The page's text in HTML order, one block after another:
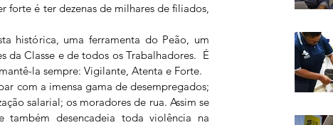
forte é ter dezenas de milhares de filiados,
histórica, uma ferramenta do Peão, um
da Classe e de todos os Trabalhadores.  É
la sempre: Vigilante, Atenta e Forte.
com a imensa gama de desempregados;
salarial; os moradores de rua. Assim se
desencadeia toda violência na